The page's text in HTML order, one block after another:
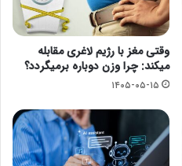
وقتی مغز با رژیم لاغری مقابله
میکند: چرا وزن دوباره برمیگردد؟
۱۴۰۵-۰۵-۱۵